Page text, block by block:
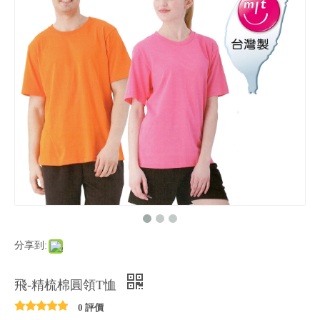
分享到:
飛-精梳棉圓領T恤
0 評價